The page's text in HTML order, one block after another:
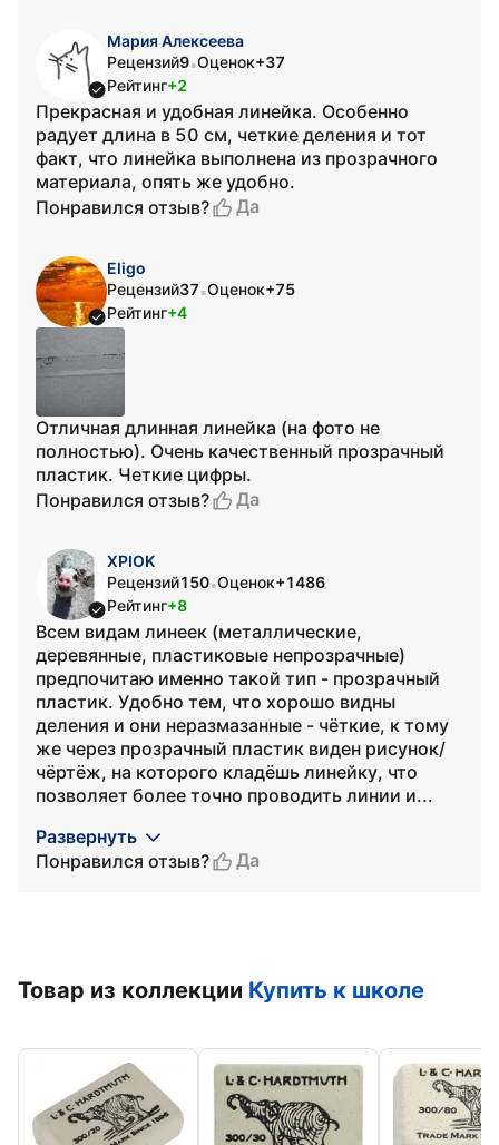
Мария Алексеева
Рецензий9•Оценок+37
Рейтинг+2
Прекрасная и удобная линейка. Особенно
радует длина в 50 см, четкие деления и тот
факт, что линейка выполнена из прозрачного
материала, опять же удобно.
Понравился отзыв?
Да
Eligo
Рецензий37•Оценок+75
Рейтинг+4
Отличная длинная линейка (на фото не
полностью). Очень качественный прозрачный
пластик. Четкие цифры.
Понравился отзыв?
Да
XPIOK
Рецензий150•Оценок+1486
Рейтинг+8
Всем видам линеек (металлические,
деревянные, пластиковые непрозрачные)
предпочитаю именно такой тип - прозрачный
пластик. Удобно тем, что хорошо видны
деления и они неразмазанные - чёткие, к тому
же через прозрачный пластик виден рисунок/
чёртёж, на которого кладёшь линейку, что
позволяет более точно проводить линии и...
Развернуть
Понравился отзыв?
Да
Товар из коллекции Купить к школе